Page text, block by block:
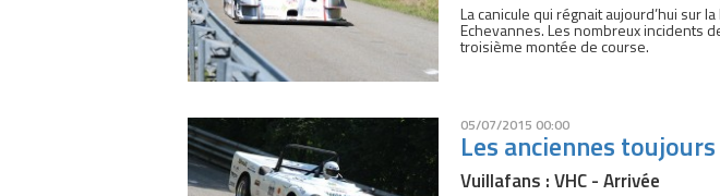
La canicule qui régnait aujourd’hui sur
Echevannes. Les nombreux incidents
troisième montée de course.
05/07/2015 00:00
Les anciennes
Vuillafans : VHC - Arrivée